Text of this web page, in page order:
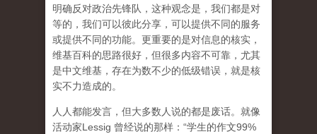
明确反对政治先锋队，这种观念是，我们都是对
等的，我们可以彼此分享，可以提供不同的服务
或提供不同的功能。更重要的是对信息的核实，
维基百科的思路很好，但很多内容不可靠，尤其
是中文维基，存在为数不少的低级错误，就是核
实不力造成的。
人人都能发言，但大多数人说的都是废话。就像
活动家Lessig 曾经说的那样：“学生的作文99%